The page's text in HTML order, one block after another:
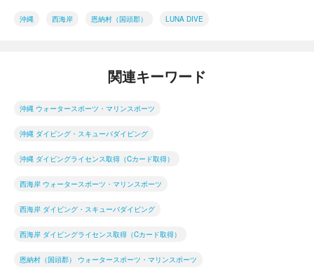
沖縄 西海岸 恩納村（国頭郡） LUNA DIVE
関連キーワード
沖縄 ウォータースポーツ・マリンスポーツ
沖縄 ダイビング・スキューバダイビング
沖縄 ダイビングライセンス取得（Cカード取得）
西海岸 ウォータースポーツ・マリンスポーツ
西海岸 ダイビング・スキューバダイビング
西海岸 ダイビングライセンス取得（Cカード取得）
恩納村（国頭郡） ウォータースポーツ・マリンスポーツ